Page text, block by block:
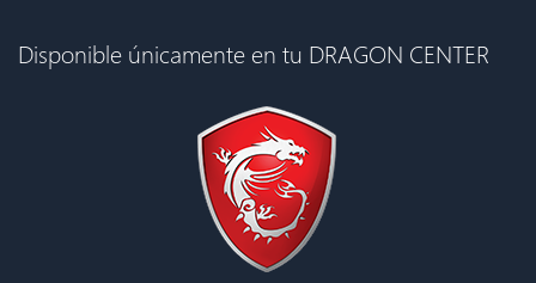
Disponible únicamente en tu DRAGON CENTER